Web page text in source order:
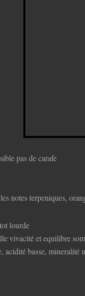
pas de carafe
notes terpeniques,
lourde
vivacité et equilibre
acidité basse,